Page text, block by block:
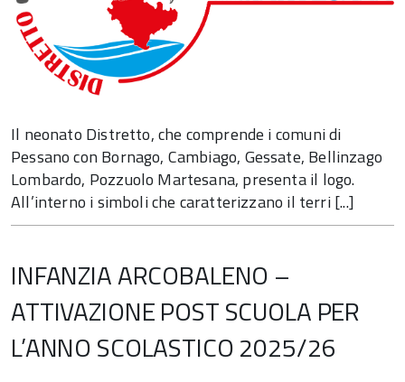
Il neonato Distretto, che comprende i comuni di
Pessano con Bornago, Cambiago, Gessate, Bellinzago
Lombardo, Pozzuolo Martesana, presenta il logo.
All’interno i simboli che caratterizzano il terri [...]
INFANZIA ARCOBALENO –
ATTIVAZIONE POST SCUOLA PER
L’ANNO SCOLASTICO 2025/26